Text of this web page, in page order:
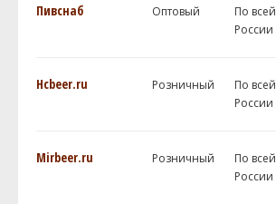
Пивснаб Оптовый
По всей
России
Hcbeer.ru Розничный
По всей
России
Mirbeer.ru Розничный
По всей
России